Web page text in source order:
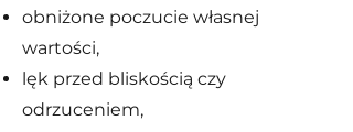
obniżone poczucie własnej
wartości,
lęk przed bliskością czy
odrzuceniem,